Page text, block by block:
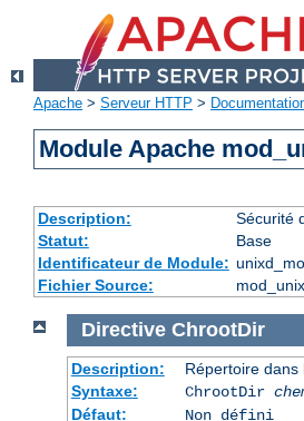
Apache > Serveur HTTP >
Module Apache
Description:
Sécurité
Statut:
Base
Identificateur de Module:
Fichier Source:
Directive ChrootDir
Description:
Répertoire dans
Syntaxe:
ChrootDir
Défaut:
Non défini